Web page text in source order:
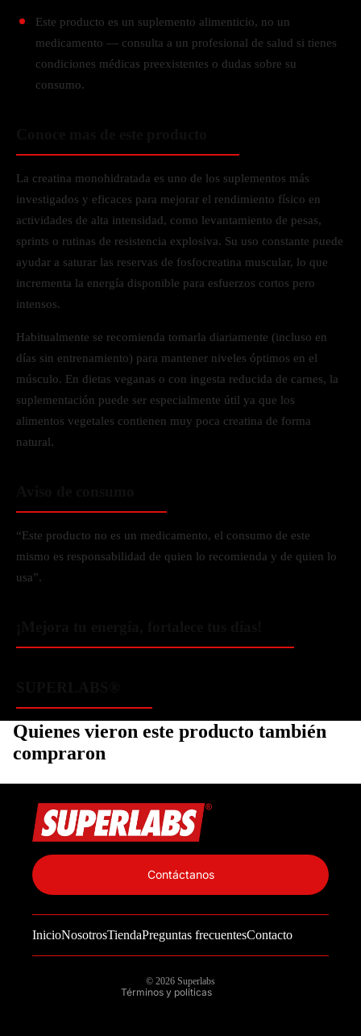
Este producto es un suplemento alimenticio, no un
medicamento — consulta a un profesional de salud si tienes
condiciones médicas preexistentes o dudas sobre su
consumo.
La creatina monohidratada es uno de los suplementos más
investigados y eficaces para mejorar el rendimiento físico en
actividades de alta intensidad, como levantamiento de pesas,
sprints o rutinas de resistencia explosiva. Su uso constante puede
ayudar a saturar las reservas de fosfocreatina muscular, lo que
incrementa la energía disponible para esfuerzos cortos pero
intensos.
Habitualmente se recomienda tomarla diariamente (incluso en
días sin entrenamiento) para mantener niveles óptimos en el
músculo. En dietas veganas o con ingesta reducida de carnes, la
suplementación puede ser especialmente útil ya que los
alimentos vegetales contienen muy poca creatina de forma
natural.
“Este producto no es un medicamento, el consumo de este
mismo es responsabilidad de quien lo recomienda y de quien lo
usa”.
Quienes vieron este producto también
compraron
InicioNosotrosTiendaPreguntas frecuentesContacto
Contáctanos
© 2026 Superlabs
Términos y políticas
Información de contacto
Política de reembolso
Términos del servicio
Política de envío